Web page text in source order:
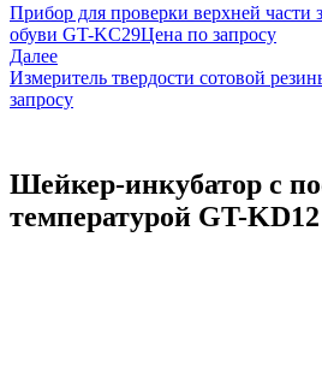
Прибор для проверки верхней части
обуви GT-KC29Цена по запросу
Далее
Измеритель твердости сотовой
запросу
Шейкер-инкубатор с
температурой GT-KD12